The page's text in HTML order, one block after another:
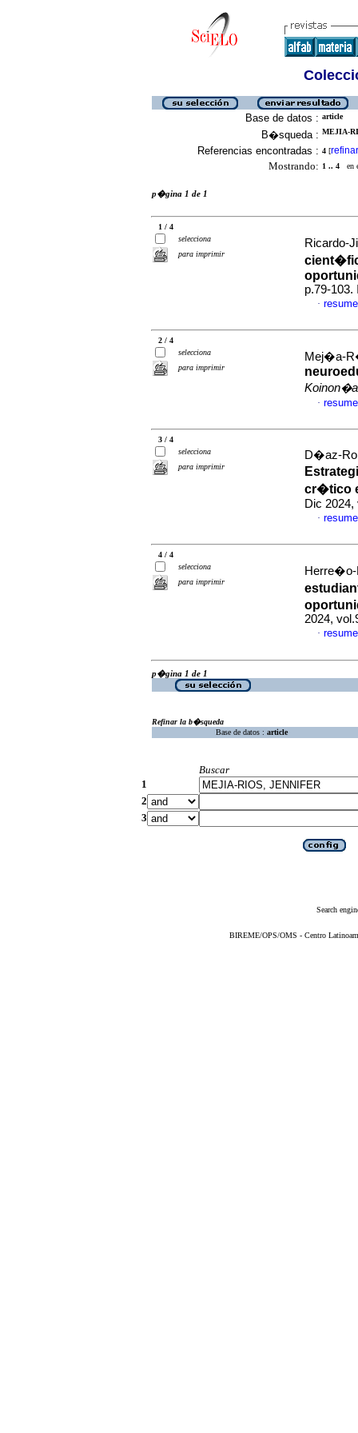
Base de datos : article
B�squeda : MEJIA-
Referencias encontradas : 4 [refinar
Mostrando: 1 .. 4 en
p�gina 1 de 1
1 / 4
selecciona
para imprimir
Ricardo-
p.79-103.
·
2 / 4
selecciona
para imprimir
Mej�a-
Koinon�a
·
3 / 4
selecciona
para imprimir
D�az-
cr�tico
Dic 2024,
·
4 / 4
selecciona
para imprimir
Herre�o-
2024,
·
p�gina 1 de 1
Refinar la b�squeda
Base de datos : article
Buscar
1
2
3
Search
BIREME/OPS/OMS - Centro